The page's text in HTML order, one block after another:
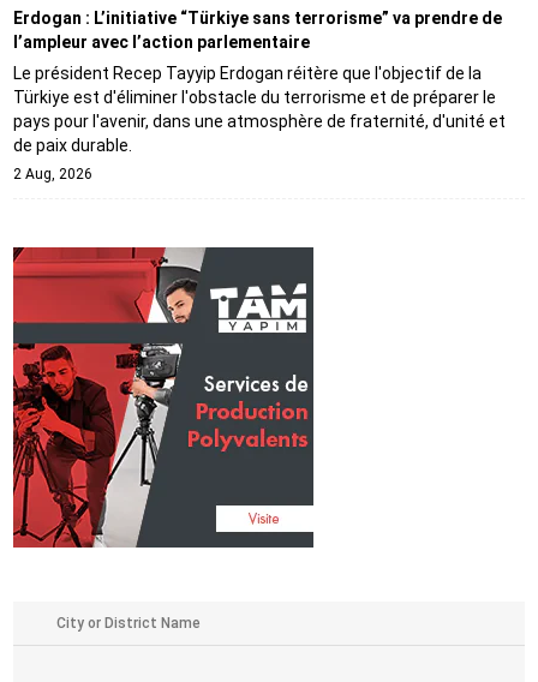
Erdogan : L’initiative “Türkiye sans terrorisme” va prendre de
l’ampleur avec l’action parlementaire
Le président Recep Tayyip Erdogan réitère que l'objectif de la
Türkiye est d'éliminer l'obstacle du terrorisme et de préparer le
pays pour l'avenir, dans une atmosphère de fraternité, d'unité et
de paix durable.
2 Aug, 2026